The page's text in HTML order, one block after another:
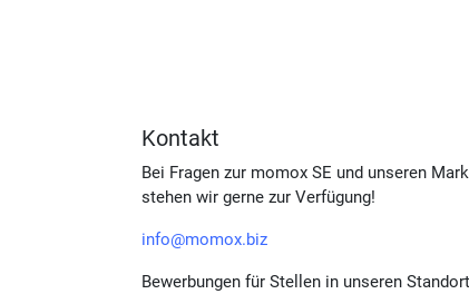
Kontakt
Bei Fragen zur momox SE und unseren
stehen wir gerne zur Verfügung!
info@momox.biz
Bewerbungen für Stellen in unseren